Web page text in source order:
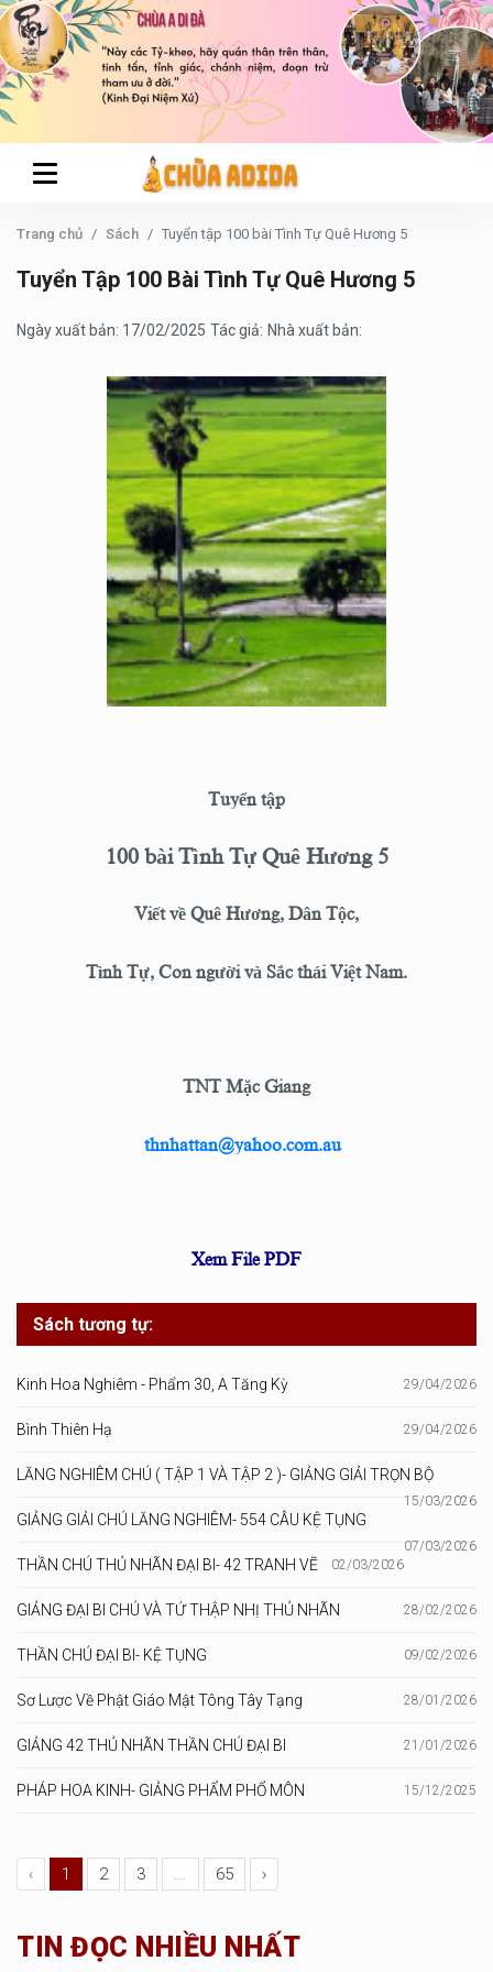
Trang chủ Sách Tuyển tập 100 bài Tình Tự Quê Hương 5
Tuyển Tập 100 Bài Tình Tự Quê Hương 5
Ngày xuất bản: 17/02/2025 Tác giả: Nhà xuất bản:
Tuyển tập
100 bài Tình Tự Quê Hương 5
Viết về Quê Hương, Dân Tộc,
Tình Tự, Con người và Sắc thái Việt Nam.
TNT Mặc Giang
thnhattan@yahoo.com.au
Xem File PDF
Sách tương tự:
Kinh Hoa Nghiêm - Phẩm 30, A Tăng Kỳ 29/04/2026
Bình Thiên Hạ 29/04/2026
LĂNG NGHIÊM CHÚ ( TẬP 1 VÀ TẬP 2 )- GIẢNG GIẢI TRỌN BỘ
15/03/2026
GIẢNG GIẢI CHÚ LĂNG NGHIÊM- 554 CÂU KỆ TỤNG
07/03/2026
THẦN CHÚ THỦ NHÃN ĐẠI BI- 42 TRANH VẼ 02/03/2026
GIẢNG ĐẠI BI CHÚ VÀ TỨ THẬP NHỊ THỦ NHÃN 28/02/2026
THẦN CHÚ ĐẠI BI- KỆ TỤNG 09/02/2026
Sơ Lược Về Phật Giáo Mật Tông Tây Tạng 28/01/2026
GIẢNG 42 THỦ NHÃN THẦN CHÚ ĐẠI BI 21/01/2026
PHÁP HOA KINH- GIẢNG PHẨM PHỔ MÔN 15/12/2025
‹ 1 2 3 ... 65 ›
TIN ĐỌC NHIỀU NHẤT